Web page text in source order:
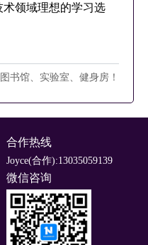
领域理想的学习选
书馆、实验室、健身房！
合作热线
Joyce(合作):13035059139
微信咨询